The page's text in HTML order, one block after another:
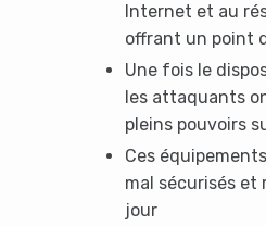
Internet et au
offrant un point
Une fois le
les attaquants
pleins pouvoirs
Ces
mal sécurisés et
jour